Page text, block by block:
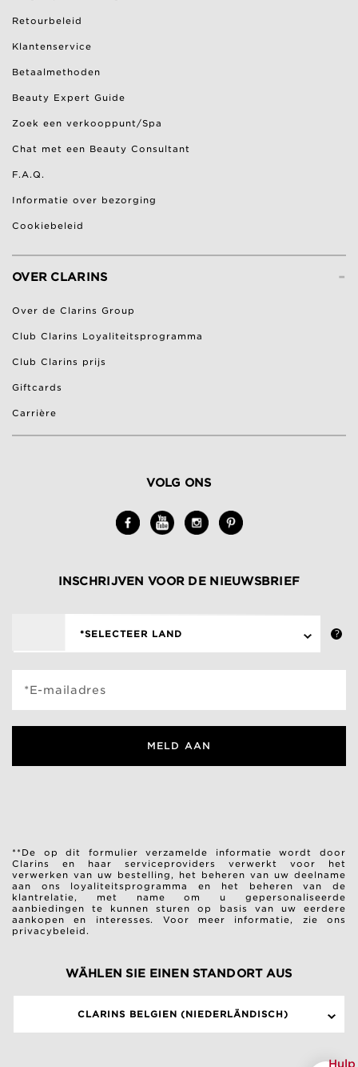
Retourbeleid
Klantenservice
Betaalmethoden
Beauty Expert Guide
Zoek een verkooppunt/Spa
Chat met een Beauty Consultant
F.A.Q.
Informatie over bezorging
Cookiebeleid
-
OVER CLARINS
Over de Clarins Group
Club Clarins Loyaliteitsprogramma
Club Clarins prijs
Giftcards
Carrière
VOLG ONS
INSCHRIJVEN VOOR DE NIEUWSBRIEF
*SELECTEER LAND
*E-mailadres
MELD AAN
**De op dit formulier verzamelde informatie wordt door
Clarins en haar serviceproviders verwerkt voor het
verwerken van uw bestelling, het beheren van uw deelname
aan ons loyaliteitsprogramma en het beheren van de
klantrelatie, met name om u gepersonaliseerde
aanbiedingen te kunnen sturen op basis van uw eerdere
aankopen en interesses. Voor meer informatie, zie ons
privacybeleid.
WÄHLEN SIE EINEN STANDORT AUS
CLARINS BELGIEN (NIEDERLÄNDISCH)
Hulp